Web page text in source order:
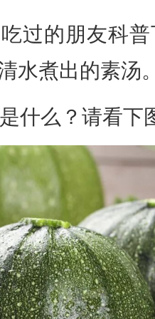
过的朋友科
水煮出的素汤
什么？请看下